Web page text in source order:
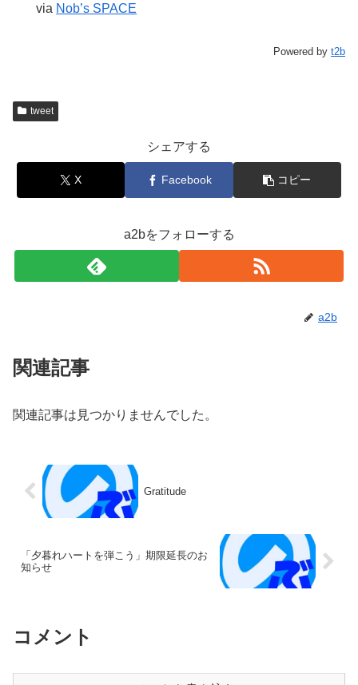
via Nob’s SPACE
Powered by t2b
tweet
シェアする
X Facebook コピー
a2bをフォローする
a2b
関連記事
関連記事は見つかりませんでした。
Gratitude
「夕暮れハートを弾こう」期限延長のお
知らせ
コメント